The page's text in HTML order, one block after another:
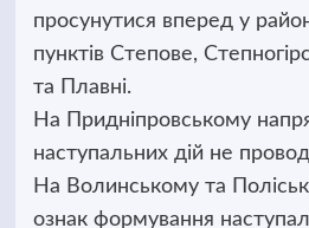
просунутися вперед у
пунктів Степове,
та Плавні.
На Придніпровському
наступальних дій не
На Волинському та
ознак формування